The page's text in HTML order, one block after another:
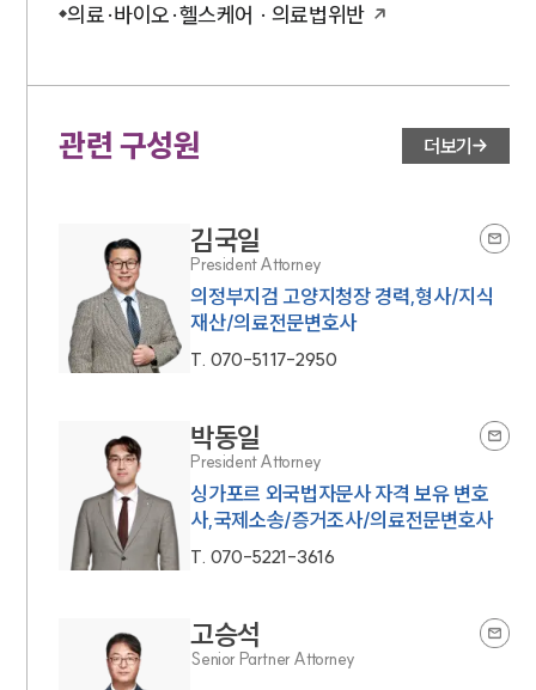
의료·바이오·헬스케어 · 의료법위반
관련 구성원 더보기
김국일
President Attorney
의정부지검 고양지청장 경력,형사/지식
재산/의료전문변호사
T. 070-5117-2950
박동일
President Attorney
싱가포르 외국법자문사 자격 보유 변호
사,국제소송/증거조사/의료전문변호사
T. 070-5221-3616
고승석
Senior Partner Attorney